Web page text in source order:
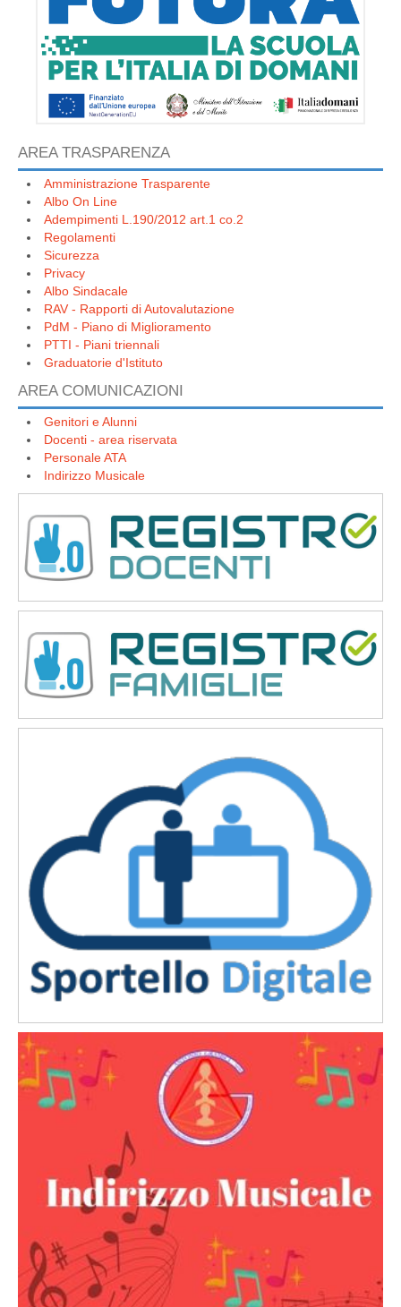
AREA TRASPARENZA
Amministrazione Trasparente
Albo On Line
Adempimenti L.190/2012 art.1 co.2
Regolamenti
Sicurezza
Privacy
Albo Sindacale
RAV - Rapporti di Autovalutazione
PdM - Piano di Miglioramento
PTTI - Piani triennali
Graduatorie d'Istituto
AREA COMUNICAZIONI
Genitori e Alunni
Docenti - area riservata
Personale ATA
Indirizzo Musicale